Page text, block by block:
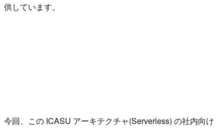
供しています。
今回、この ICASU アーキテクチャ(Serverless) の社内向け